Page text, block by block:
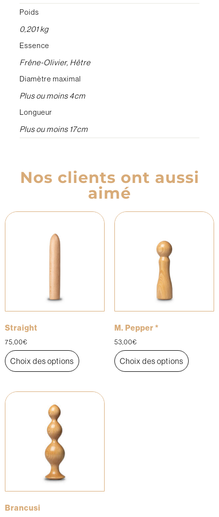
Poids
0,201 kg
Essence
Frêne-Olivier, Hêtre
Diamètre maximal
Plus ou moins 4cm
Longueur
Plus ou moins 17cm
Nos clients ont aussi
aimé
Straight
75,00€
Choix des options
M. Pepper *
53,00€
Choix des options
Brancusi